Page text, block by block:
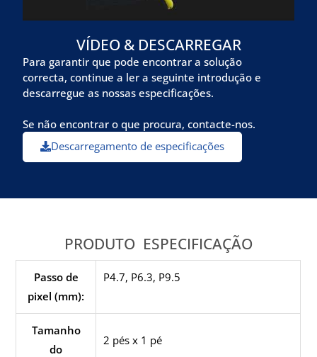
VÍDEO & DESCARREGAR
Para garantir que pode encontrar a solução
correcta, continue a ler a seguinte introdução e
descarregue as nossas especificações.
Se não encontrar o que procura, contacte-nos.
Descarregamento de especificações
PRODUTO ESPECIFICAÇÃO
Passo de
pixel (mm):
P4.7, P6.3, P9.5
Tamanho
do
2 pés x 1 pé